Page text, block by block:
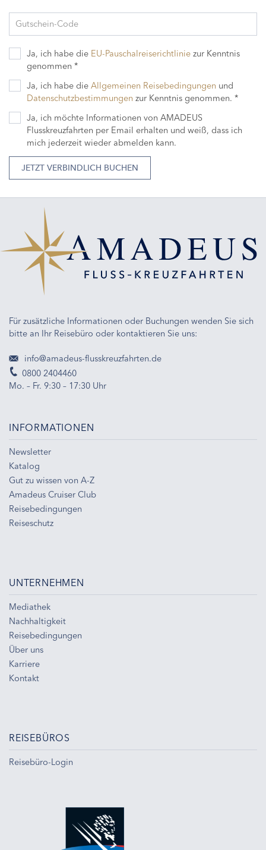
Gutschein-Code
Ja, ich habe die EU-Pauschalreiserichtlinie zur Kenntnis
genommen *
Ja, ich habe die Allgemeinen Reisebedingungen und
Datenschutzbestimmungen zur Kenntnis genommen. *
Ja, ich möchte Informationen von AMADEUS
Flusskreuzfahrten per Email erhalten und weiß, dass ich
mich jederzeit wieder abmelden kann.
JETZT VERBINDLICH BUCHEN
Für zusätzliche Informationen oder Buchungen wenden Sie sich
bitte an Ihr Reisebüro oder kontaktieren Sie uns:
info@amadeus-flusskreuzfahrten.de
0800 2404460
Mo. – Fr. 9:30 – 17:30 Uhr
INFORMATIONEN
Newsletter
Katalog
Gut zu wissen von A-Z
Amadeus Cruiser Club
Reisebedingungen
Reiseschutz
UNTERNEHMEN
Mediathek
Nachhaltigkeit
Reisebedingungen
Über uns
Karriere
Kontakt
REISEBÜROS
Reisebüro-Login